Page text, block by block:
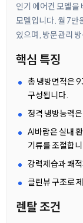
인기 에어컨 모델을
모델입니다. 월 7만
있으며, 방문관리
핵심 특징
총 냉방면적은
구성됩니다.
정격 냉방능력
AI바람은 실내
기류를 조절합니
강력제습과 쾌
클린뷰 구조로
렌탈 조건